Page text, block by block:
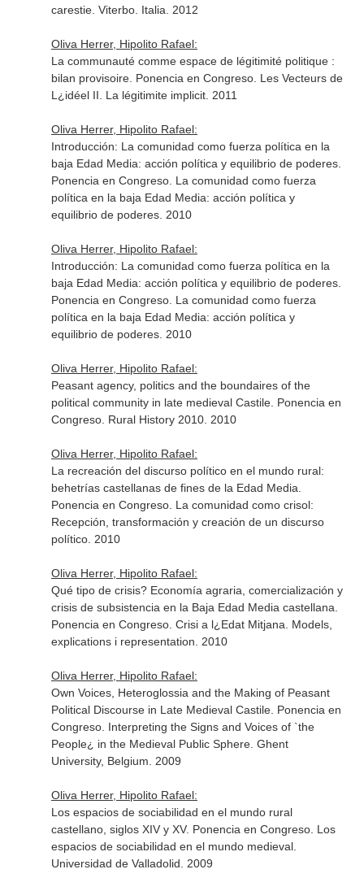
carestie. Viterbo. Italia. 2012
Oliva Herrer, Hipolito Rafael:
La communauté comme espace de légitimité politique :
bilan provisoire. Ponencia en Congreso. Les Vecteurs de
L¿idéel II. La légitimite implicit. 2011
Oliva Herrer, Hipolito Rafael:
Introducción: La comunidad como fuerza política en la
baja Edad Media: acción política y equilibrio de poderes.
Ponencia en Congreso. La comunidad como fuerza
política en la baja Edad Media: acción política y
equilibrio de poderes. 2010
Oliva Herrer, Hipolito Rafael:
Introducción: La comunidad como fuerza política en la
baja Edad Media: acción política y equilibrio de poderes.
Ponencia en Congreso. La comunidad como fuerza
política en la baja Edad Media: acción política y
equilibrio de poderes. 2010
Oliva Herrer, Hipolito Rafael:
Peasant agency, politics and the boundaires of the
political community in late medieval Castile. Ponencia en
Congreso. Rural History 2010. 2010
Oliva Herrer, Hipolito Rafael:
La recreación del discurso político en el mundo rural:
behetrías castellanas de fines de la Edad Media.
Ponencia en Congreso. La comunidad como crisol:
Recepción, transformación y creación de un discurso
político. 2010
Oliva Herrer, Hipolito Rafael:
Qué tipo de crisis? Economía agraria, comercialización y
crisis de subsistencia en la Baja Edad Media castellana.
Ponencia en Congreso. Crisi a l¿Edat Mitjana. Models,
explications i representation. 2010
Oliva Herrer, Hipolito Rafael:
Own Voices, Heteroglossia and the Making of Peasant
Political Discourse in Late Medieval Castile. Ponencia en
Congreso. Interpreting the Signs and Voices of `the
People¿ in the Medieval Public Sphere. Ghent
University, Belgium. 2009
Oliva Herrer, Hipolito Rafael:
Los espacios de sociabilidad en el mundo rural
castellano, siglos XIV y XV. Ponencia en Congreso. Los
espacios de sociabilidad en el mundo medieval.
Universidad de Valladolid. 2009